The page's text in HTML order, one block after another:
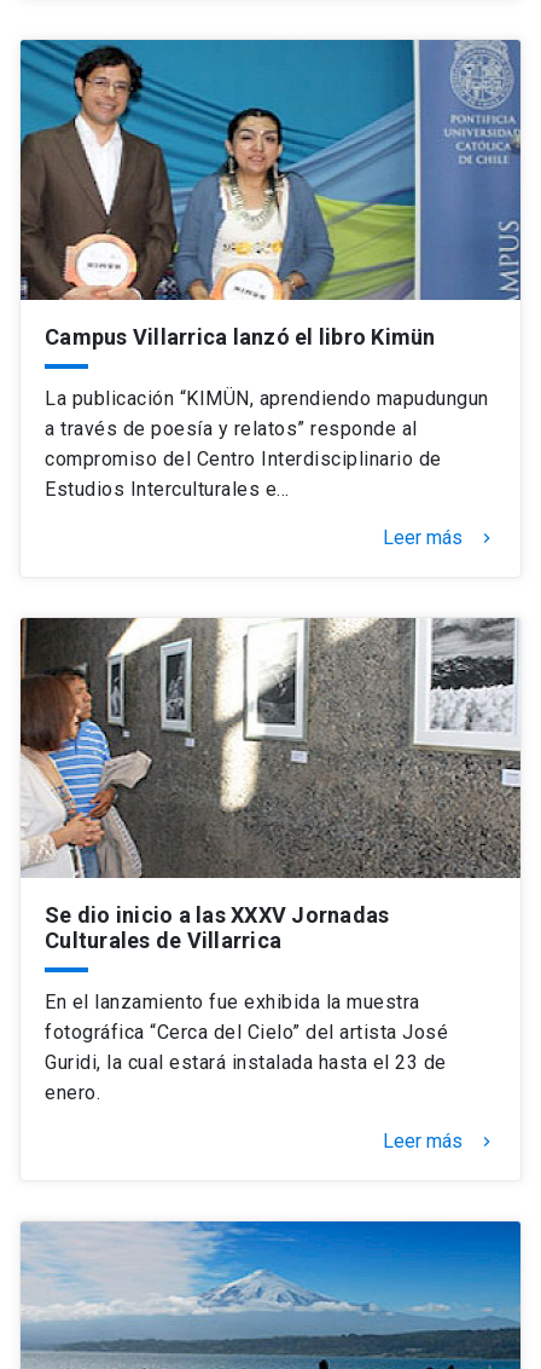
Campus Villarrica lanzó el libro Kimün
La publicación “KIMÜN, aprendiendo mapudungun
a través de poesía y relatos” responde al
compromiso del Centro Interdisciplinario de
Estudios Interculturales e…
Leer más keyboard_arrow_right
Se dio inicio a las XXXV Jornadas
Culturales de Villarrica
En el lanzamiento fue exhibida la muestra
fotográfica “Cerca del Cielo” del artista José
Guridi, la cual estará instalada hasta el 23 de
enero.
Leer más keyboard_arrow_right